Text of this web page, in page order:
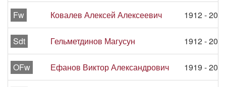
Fw Ковалев Алексей Алексеевич 1912 -
Sdt Гельметдинов Магусун 1912 -
OFw Ефанов Виктор Александрович 1919 -